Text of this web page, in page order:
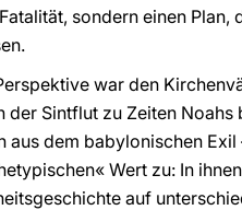
sondern einen
war den
der Sintflut zu Zeiten
aus dem babylonischen
Wert zu: In
auf